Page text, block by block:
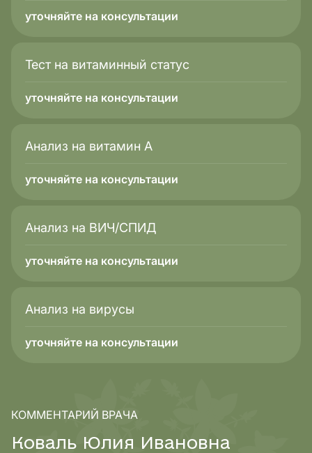
уточняйте на консультации
Тест на витаминный статус
уточняйте на консультации
Анализ на витамин А
уточняйте на консультации
Анализ на ВИЧ/СПИД
уточняйте на консультации
Анализ на вирусы
уточняйте на консультации
КОММЕНТАРИЙ ВРАЧА
Коваль Юлия И вановна